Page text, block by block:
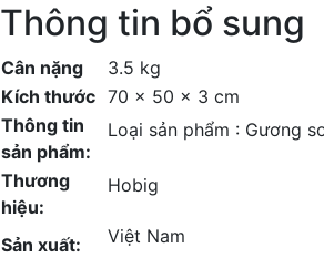
Thông tin bổ sung
Cân nặng
3.5 kg
Kích thước 70 × 50 × 3 cm
Thông tin
sản phẩm:
Loại sản phẩm : Gương
Thương
hiệu:
Hobig
Sản xuất: Việt Nam